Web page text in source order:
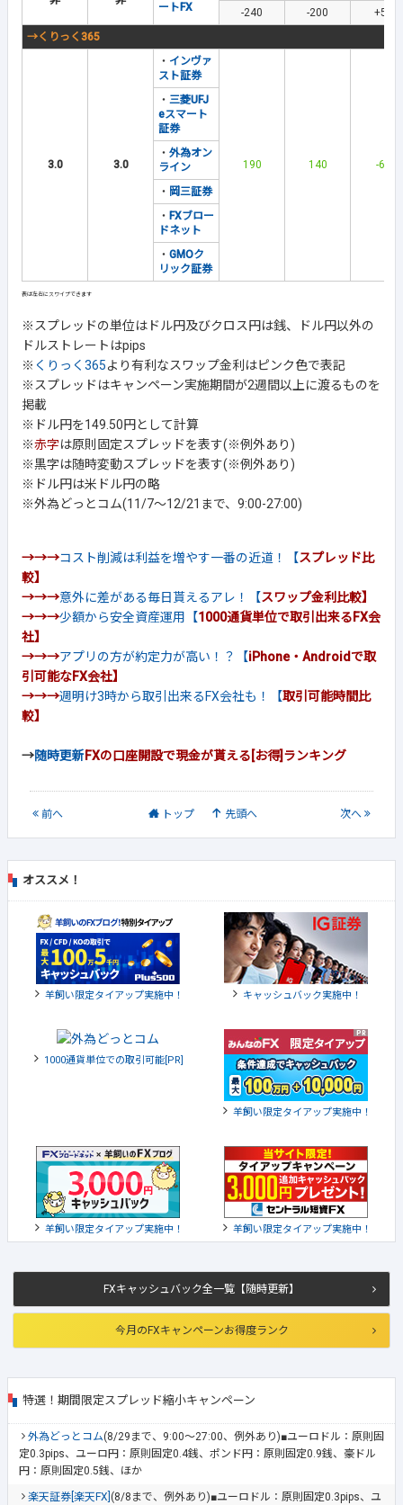
ートFX -240 -200
+55
→くりっく365
3.0 3.0
・ インヴァ
スト証券
190 140 -61
・ 三菱UFJ
eスマート
証券
・ 外為オン
ライン
・ 岡三証券
・ FXブロー
ドネット
・ GMOク
リック証券
※スプレッドの単位はドル円及びクロス円は銭、ドル円以外の
ドルストレートはpips
※ くりっく365より有利なスワップ金利はピンク色で表記
※スプレッドはキャンペーン実施期間が2週間以上に渡るものを
掲載
※ドル円を149.50円として計算
※赤字は原則固定スプレッドを表す(※例外あり)
※黒字は随時変動スプレッドを表す(※例外あり)
※ドル円は米ドル円の略
※外為どっとコム(11/7～12/21まで、9:00-27:00)
→→→コスト削減は利益を増やす一番の近道！【スプレッド比
較】
→→→意外に差がある毎日貰えるアレ！【スワップ金利比較】
→→→少額から安全資産運用【1000通貨単位で取引出来るFX会
社】
→→→アプリの方が約定力が高い！？【iPhone・Androidで取
引可能なFX会社】
→→→週明け3時から取引出来るFX会社も！【取引可能時間比
較】
→随時更新FXの口座開設で現金が貰える[お得]ランキング
前へ トップ 先頭へ 次へ
FXキャッシュバック全一覧【随時更新】
今月のFXキャンペーンお得度ランク
特選！期間限定スプレッド縮小キャンペーン
外為どっとコム(8/29まで、9:00～27:00、例外あり)■ユーロドル：原則固
定0.3pips、ユーロ円：原則固定0.4銭、ポンド円：原則固定0.9銭、豪ドル
円：原則固定0.5銭、ほか
楽天証券[楽天FX] (8/8まで、例外あり)■ユーロドル：原則固定0.3pips、ユ
オススメ！
羊飼い限定タイアップ実施中！ キャッシュバック実施中！
1000通貨単位での取引可能[PR]
羊飼い限定タイアップ実施中！
羊飼い限定タイアップ実施中！ 羊飼い限定タイアップ実施中！